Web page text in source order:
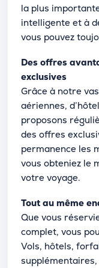
la plus
intelligente et à
vous pouvez
Des offres
exclusives
Grâce à notre
aériennes,
proposons
des offres
permanence les
vous obteniez le
votre voyage.
Tout au même
Que vous
complet, vous
Vols, hôtels,